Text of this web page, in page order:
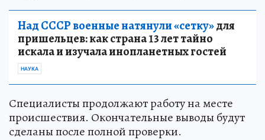
Над СССР военные натянули «сетку»для
пришельцев: как страна 13 лет тайно
искала и изучала инопланетных гостей
НАУКА
Специалисты продолжают работу на месте
происшествия. Окончательные выводы будут
сделаны после полной проверки.